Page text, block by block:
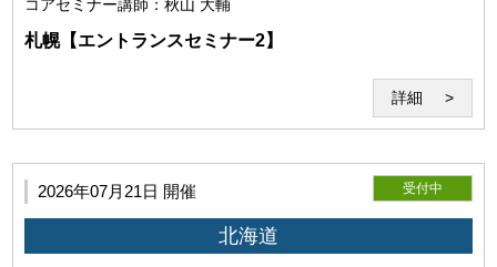
コアセミナー講師：秋山 大輔
札幌【エントランスセミナー2】
詳細
2026年07月21日 開催 受付中
北海道